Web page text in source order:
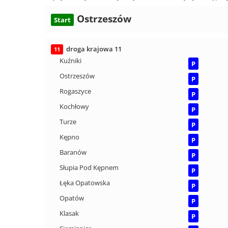
Start Ostrzeszów
11
droga krajowa 11
Kuźniki
P
Ostrzeszów
P
Rogaszyce
P
Kochłowy
P
Turze
P
Kępno
P
Baranów
P
Słupia Pod Kępnem
P
Łęka Opatowska
P
Opatów
P
Klasak
P